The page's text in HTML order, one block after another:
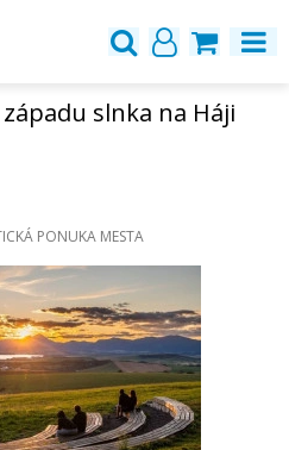
slnka na Háji
PONUKA MESTA